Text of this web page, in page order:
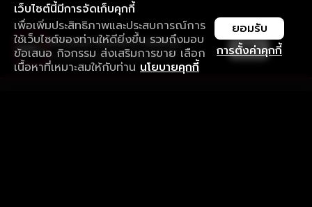
เว็บไซต์นี้มีการจัดเก็บคุกกี้
เพื่อเพิ่มประสิทธิภาพและประสบการณ์การ
ใช้เว็บไซต์ของท่านให้ดียิ่งขึ้น รวมถึงมอบ
ข้อเสนอ กิจกรรม ส่งเสริมการขาย เลือก
เนื้อหาที่เหมาะสมให้กับท่าน นโยบายคุกกี้
การตั้งค่าคุกกี้
ยอมรับ
ใช้งานแอป ลื่นไหลกว่า ไม่มีสะดุด
ดาวน์โหลดแอปเพื่อการรับชมที่ดีกว่า เปิด